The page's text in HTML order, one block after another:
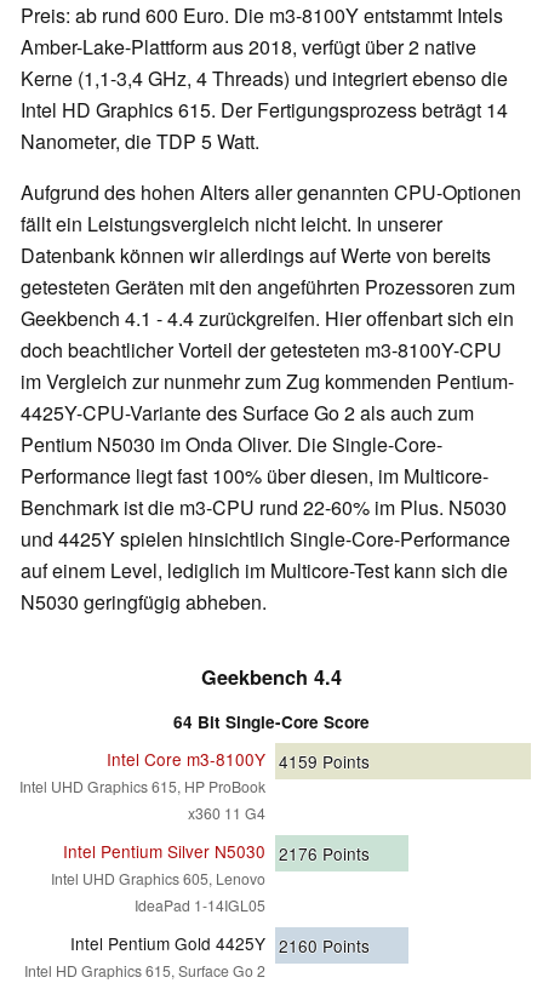
Preis: ab rund 600 Euro. Die m3-8100Y entstammt Intels
Amber-Lake-Plattform aus 2018, verfügt über 2 native
Kerne (1,1-3,4 GHz, 4 Threads) und integriert ebenso die
Intel HD Graphics 615. Der Fertigungsprozess beträgt 14
Nanometer, die TDP 5 Watt.
Aufgrund des hohen Alters aller genannten CPU-Optionen
fällt ein Leistungsvergleich nicht leicht. In unserer
Datenbank können wir allerdings auf Werte von bereits
getesteten Geräten mit den angeführten Prozessoren zum
Geekbench 4.1 - 4.4 zurückgreifen. Hier offenbart sich ein
doch beachtlicher Vorteil der getesteten m3-8100Y-CPU
im Vergleich zur nunmehr zum Zug kommenden Pentium-
4425Y-CPU-Variante des Surface Go 2 als auch zum
Pentium N5030 im Onda Oliver. Die Single-Core-
Performance liegt fast 100% über diesen, im Multicore-
Benchmark ist die m3-CPU rund 22-60% im Plus. N5030
und 4425Y spielen hinsichtlich Single-Core-Performance
auf einem Level, lediglich im Multicore-Test kann sich die
N5030 geringfügig abheben.
Geekbench 4.4
64 Bit Single-Core Score
Intel Core m3-8100Y
Intel UHD Graphics 615, HP ProBook
x360 11 G4
4159 Points
Intel Pentium Silver N5030
Intel UHD Graphics 605, Lenovo
IdeaPad 1-14IGL05
2176 Points
Intel Pentium Gold 4425Y
Intel HD Graphics 615, Surface Go 2
2160 Points